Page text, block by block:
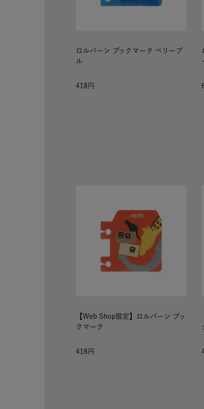
ロルバーン ブックマーク ペリープ
ル
418
【Web Shop限定】ロルバーン ブッ
クマーク
418